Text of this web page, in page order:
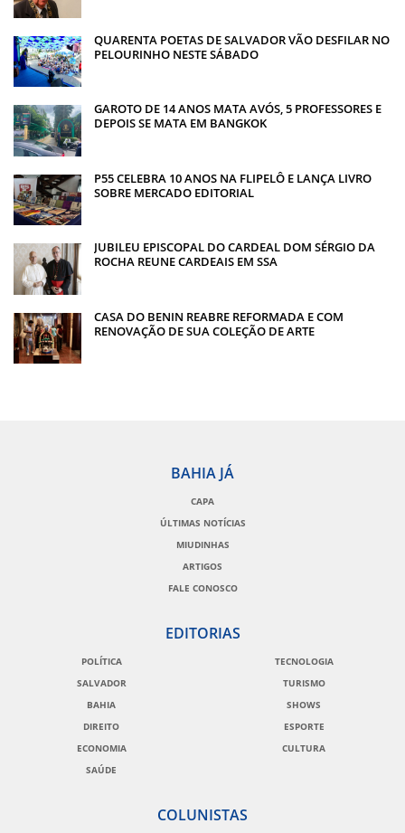
QUARENTA POETAS DE SALVADOR VÃO DESFILAR NO
PELOURINHO NESTE SÁBADO
GAROTO DE 14 ANOS MATA AVÓS, 5 PROFESSORES E
DEPOIS SE MATA EM BANGKOK
P55 CELEBRA 10 ANOS NA FLIPELÔ E LANÇA LIVRO
SOBRE MERCADO EDITORIAL
JUBILEU EPISCOPAL DO CARDEAL DOM SÉRGIO DA
ROCHA REUNE CARDEAIS EM SSA
CASA DO BENIN REABRE REFORMADA E COM
RENOVAÇÃO DE SUA COLEÇÃO DE ARTE
BAHIA JÁ
CAPA
ÚLTIMAS NOTÍCIAS
MIUDINHAS
ARTIGOS
FALE CONOSCO
EDITORIAS
POLÍTICA
SALVADOR
BAHIA
DIREITO
ECONOMIA
SAÚDE
TECNOLOGIA
TURISMO
SHOWS
ESPORTE
CULTURA
COLUNISTAS